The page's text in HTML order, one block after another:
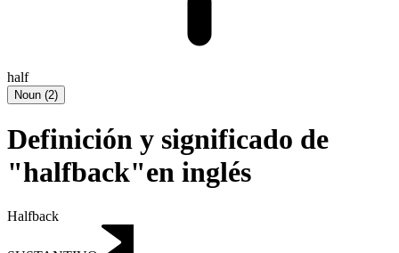
half
Noun (2)
Definición y significado de
"halfback"en inglés
Halfback